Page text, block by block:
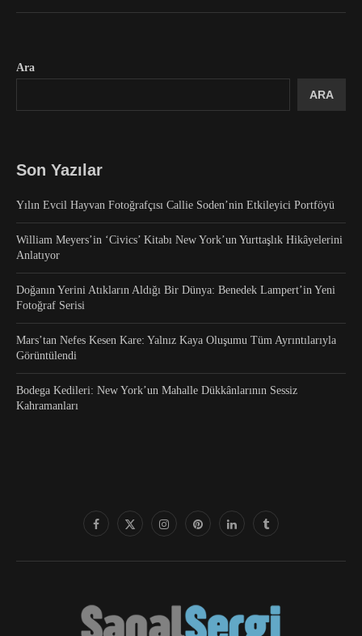
Ara
ARA
Son Yazılar
Yılın Evcil Hayvan Fotoğrafçısı Callie Soden’nin Etkileyici Portföyü
William Meyers’in ‘Civics’ Kitabı New York’un Yurttaşlık Hikâyelerini
Anlatıyor
Doğanın Yerini Atıkların Aldığı Bir Dünya: Benedek Lampert’in Yeni
Fotoğraf Serisi
Mars’tan Nefes Kesen Kare: Yalnız Kaya Oluşumu Tüm Ayrıntılarıyla
Görüntülendi
Bodega Kedileri: New York’un Mahalle Dükkânlarının Sessiz
Kahramanları